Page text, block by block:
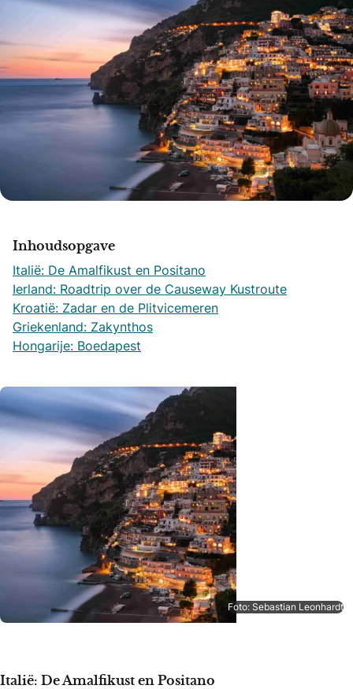
Inhoudsopgave
Italië: De Amalfikust en Positano
Ierland: Roadtrip over de Causeway Kustroute
Kroatië: Zadar en de Plitvicemeren
Griekenland: Zakynthos
Hongarije: Boedapest
Foto: Sebastian Leonhardt
Italië: De Amalfikust en Positano